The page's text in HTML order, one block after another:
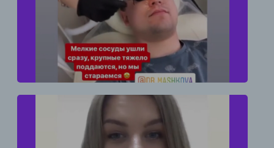
тяжело поддаются, но мы стараемся